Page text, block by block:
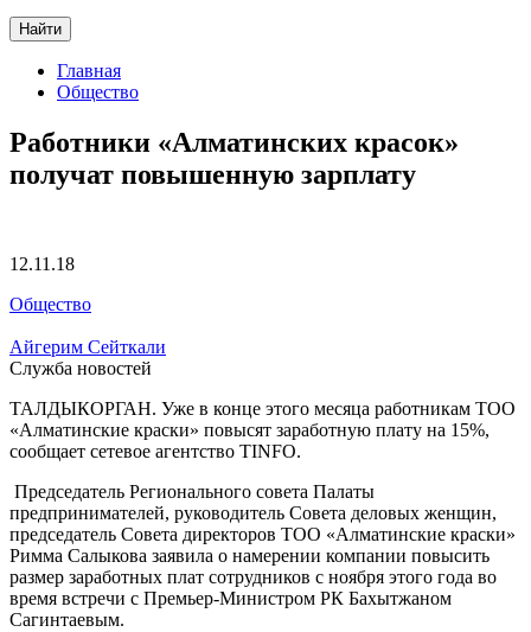
Найти
Главная
Общество
Работники «Алматинских красок»
получат повышенную зарплату
12.11.18
Общество
Айгерим Сейткали
Служба новостей
ТАЛДЫКОРГАН. Уже в конце этого месяца работникам ТОО
«Алматинские краски» повысят заработную плату на 15%,
сообщает сетевое агентство TINFO.
Председатель Регионального совета Палаты
предпринимателей, руководитель Совета деловых женщин,
председатель Совета директоров ТОО «Алматинские краски»
Римма Салыкова заявила о намерении компании повысить
размер заработных плат сотрудников с ноября этого года во
время встречи с Премьер-Министром РК Бахытжаном
Сагинтаевым.